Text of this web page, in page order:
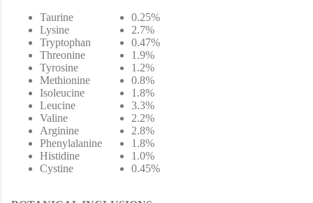
Taurine
Lysine
Tryptophan
Threonine
Tyrosine
Methionine
Isoleucine
Leucine
Valine
Arginine
Phenylalanine
Histidine
Cystine
0.25%
2.7%
0.47%
1.9%
1.2%
0.8%
1.8%
3.3%
2.2%
2.8%
1.8%
1.0%
0.45%